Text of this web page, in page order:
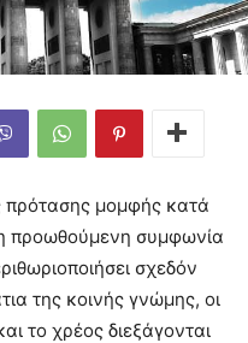
μομφής κατά
προωθούμενη συμφωνία
σχεδόν
της κοινής γνώμης, οι
το χρέος διεξάγονται